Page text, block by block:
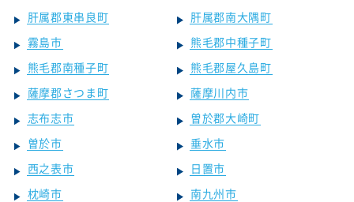
肝属郡東串良町
肝属郡南大隅町
霧島市
熊毛郡中種子町
熊毛郡南種子町
熊毛郡屋久島町
薩摩郡さつま町
薩摩川内市
志布志市
曽於郡大崎町
曽於市
垂水市
西之表市
日置市
枕崎市
南九州市